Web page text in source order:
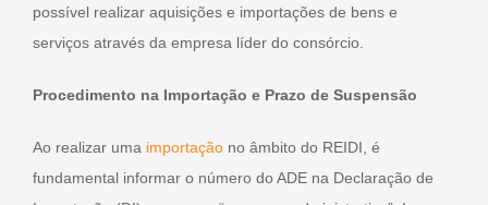
possível realizar aquisições e importações de bens e
serviços através da empresa líder do consórcio.
Procedimento na Importação e Prazo de Suspensão
Ao realizar uma importação no âmbito do REIDI, é
fundamental informar o número do ADE na Declaração de